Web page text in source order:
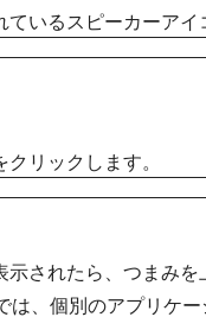
ているスピーカーア
クリックします。
示されたら、つまみ
は、個別のアプリケ